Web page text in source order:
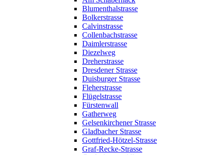
Blumenthalstrasse
Bolkerstrasse
Calvinstrasse
Collenbachstrasse
Daimlerstrasse
Diezelweg
Dreherstrasse
Dresdener Strasse
Duisburger Strasse
Fleherstrasse
Flügelstrasse
Fürstenwall
Gatherweg
Gelsenkirchener Strasse
Gladbacher Strasse
Gottfried-Hötzel-Strasse
Graf-Recke-Strasse